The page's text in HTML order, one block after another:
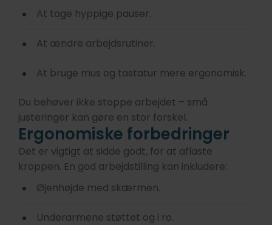
At tage hyppige pauser.
At ændre arbejdsrutiner.
At bruge mus og tastatur mere ergonomisk.
Du behøver ikke stoppe arbejdet – små
justeringer kan gøre en stor forskel.
Ergonomiske forbedringer
Det er vigtigt at sidde godt, for at aflaste
kroppen. En god arbejdstilling kan inkludere:
Øjenhøjde med skærmen.
Underarmene støttet og i ro.